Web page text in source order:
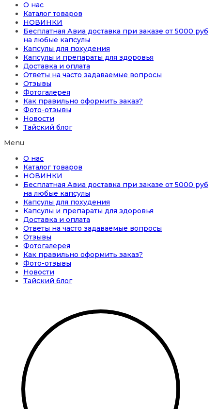
О нас
Каталог товаров
НОВИНКИ
Бесплатная Авиа доставка при заказе от 5000 руб
на любые капсулы
Капсулы для похудения
Капсулы и препараты для здоровья
Доставка и оплата
Ответы на часто задаваемые вопросы
Отзывы
Фотогалерея
Как правильно оформить заказ?
Фото-отзывы
Новости
Тайский блог
Menu
О нас
Каталог товаров
НОВИНКИ
Бесплатная Авиа доставка при заказе от 5000 руб
на любые капсулы
Капсулы для похудения
Капсулы и препараты для здоровья
Доставка и оплата
Ответы на часто задаваемые вопросы
Отзывы
Фотогалерея
Как правильно оформить заказ?
Фото-отзывы
Новости
Тайский блог